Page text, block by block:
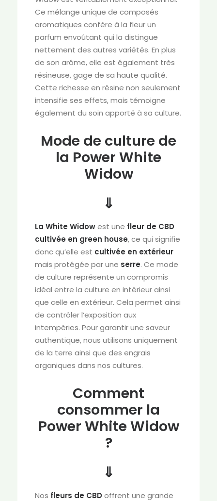
Ce mélange unique de composés
aromatiques confère à la fleur un
parfum envoûtant qui la distingue
nettement des autres variétés. En plus
de son arôme, elle est également très
résineuse, gage de sa haute qualité.
Cette richesse en résine non seulement
intensifie ses effets, mais témoigne
également du soin apporté à sa culture.
Mode de culture de
la Power White
Widow
⇓
La White Widowest une fleur de CBD
cultivée en green house, ce qui signifie
donc qu’elle est cultivée en extérieur
mais protégée par une serre. Ce mode
de culture représente un compromis
idéal entre la culture en intérieur ainsi
que celle en extérieur. Cela permet ainsi
de contrôler l’exposition aux
intempéries. Pour garantir une saveur
authentique, nous utilisons uniquement
de la terre ainsi que des engrais
organiques dans nos cultures.
Comment
consommer la
Power White Widow
?
⇓
Nos fleurs de CBD offrent une grande